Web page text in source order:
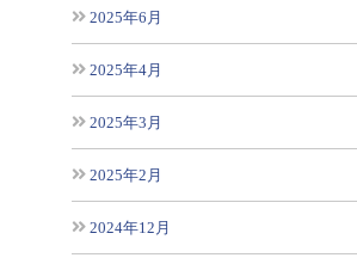
2025年6月
2025年4月
2025年3月
2025年2月
2024年12月